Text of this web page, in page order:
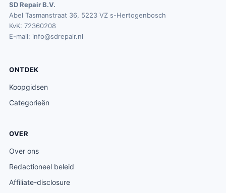
SD Repair B.V.
Abel Tasmanstraat 36, 5223 VZ s-Hertogenbosch
KvK: 72360208
E-mail: info@sdrepair.nl
ONTDEK
Koopgidsen
Categorieën
OVER
Over ons
Redactioneel beleid
Affiliate-disclosure